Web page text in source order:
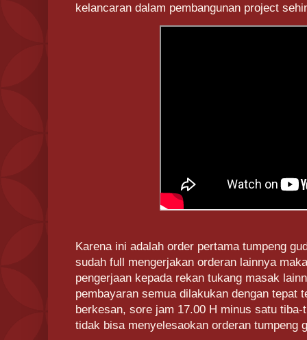
kelancaran dalam pembangunan project
Karena ini adalah order pertama tumpeng
sudah full mengerjakan orderan lainnya
pengerjaan kepada rekan tukang masak
pembayaran semua dilakukan dengan tepat
berkesan, sore jam 17.00 H minus satu
tidak bisa menyelesaokan orderan tumpeng